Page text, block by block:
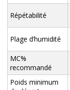
Répétabilité
Plage d’humidité
MC%
recommandé
Poids minimum